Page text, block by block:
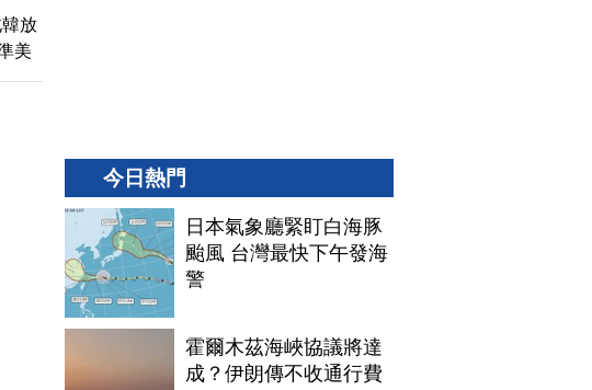
放
美
柔
今日熱門
日本氣象廳緊盯白海豚
颱風 台灣最快下午發海
警
霍爾木茲海峽協議將達
成？伊朗傳不收通行費